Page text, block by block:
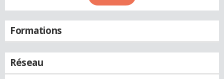
Formations
Réseau